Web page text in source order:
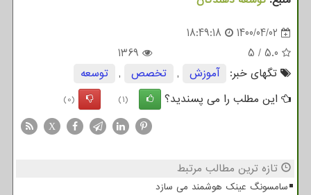
1400/04/02
18:49:18
5.0
/
5
1369
تگهای خبر:
آموزش , تخصص ,
توسعه
این مطلب را می پسندید؟
(1)
(0)
X
تازه ترین مطالب مرتبط
سامسونگ عینک هوشمند می سازد